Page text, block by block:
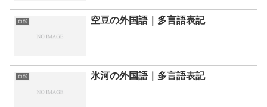
自然 空豆の外国語｜多言語表記
自然 氷河の外国語｜多言語表記